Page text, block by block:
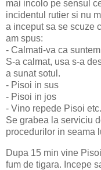
mai incolo pe sensul
incidentul rutier si nu
a inceput sa se scuze
am spus:
- Calmati-va ca
S-a calmat, usa s-a
a sunat sotul.
- Pisoi in sus
- Pisoi in jos
- Vino repede Pisoi etc.
Se grabea la serviciu
procedurilor in seama
Dupa 15 min vine
fum de tigara. Incepe